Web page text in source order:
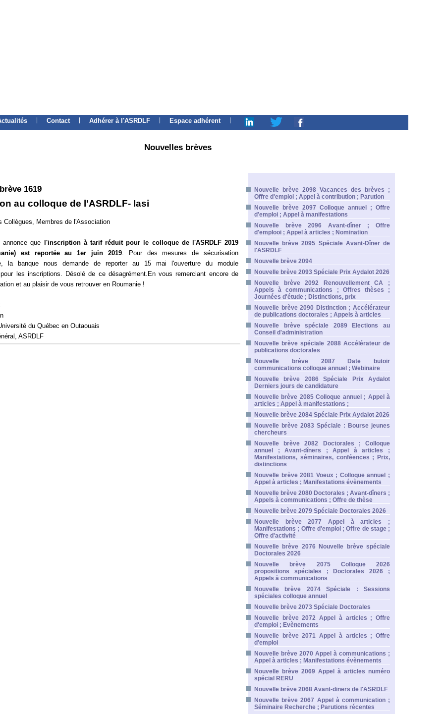
Contact Adhérer à l'ASRDLF Espace adhérent
Nouvelles brèves
1619
au colloque de l'ASRDLF- Iasi
Collègues, Membres de l'Association
annonce que
l'inscription à tarif réduit pour le colloque de l'ASRDLF 2019
est reportée au 1er juin 2019. Pour des mesures de sécurisation
la banque nous demande de reporter au 15 mai l'ouverture du module
les inscriptions. Désolé de ce désagrément.En vous remerciant encore de
et au plaisir de vous retrouver en Roumanie !
du Québec en Outaouais
ASRDLF
Nouvelle brève 2098 Vacances des brèves ;
Offre d'emploi ; Appel à contribution ; Parution
Nouvelle brève 2097 Colloque annuel ; Offre
d'emploi ; Appel à manifestations
Nouvelle brève 2096 Avant-dîner ; Offre
d'emplooi ; Appel à articles ; Nomination
Nouvelle brève 2095 Spéciale Avant-Dîner de
l'ASRDLF
Nouvelle brève 2094
Nouvelle brève 2093 Spéciale Prix Aydalot 2026
Nouvelle brève 2092 Renouvellement CA ;
Appels à communications ; Offres thèses ;
Journées d'étude ; Distinctions, prix
Nouvelle brève 2090 Distinction ; Accélérateur
de publications doctorales ; Appels à articles
Nouvelle brève spéciale 2089 Elections au
Conseil d'administration
Nouvelle brève spéciale 2088 Accélérateur de
publications doctorales
Nouvelle brève 2087 Date butoir
communications colloque annuel ; Webinaire
Nouvelle brève 2086 Spéciale Prix Aydalot
Derniers jours de candidature
Nouvelle brève 2085 Colloque annuel ; Appel à
articles ; Appel à manifestations ;
Nouvelle brève 2084 Spéciale Prix Aydalot 2026
Nouvelle brève 2083 Spéciale : Bourse jeunes
chercheurs
Nouvelle brève 2082 Doctorales ; Colloque
annuel ; Avant-dîners ; Appel à articles ;
Manifestations, séminaires, conféences ; Prix,
distinctions
Nouvelle brève 2081 Voeux ; Colloque annuel ;
Appel à articles ; Manifestations évènements
Nouvelle brève 2080 Doctorales ; Avant-dîners ;
Appels à communications ; Offre de thèse
Nouvelle brève 2079 Spéciale Doctorales 2026
Nouvelle brève 2077 Appel à articles ;
Manifestations ; Offre d'emploi ; Offre de stage ;
Offre d'activité
Nouvelle brève 2076 Nouvelle brève spéciale
Doctorales 2026
Nouvelle brève 2075 Colloque 2026
propositions spéciales ; Doctorales 2026 ;
Appels à communications
Nouvelle brève 2074 Spéciale : Sessions
spéciales colloque annuel
Nouvelle brève 2073 Spéciale Doctorales
Nouvelle brève 2072 Appel à articles ; Offre
d'emploi ; Evènements
Nouvelle brève 2071 Appel à articles ; Offre
d'emploi
Nouvelle brève 2070 Appel à communications ;
Appel à articles ; Manifestations évènements
Nouvelle brève 2069 Appel à articles numéro
spécial RERU
Nouvelle brève 2068 Avant-diners de l'ASRDLF
Nouvelle brève 2067 Appel à communication ;
Séminaire Recherche ; Parutions récentes